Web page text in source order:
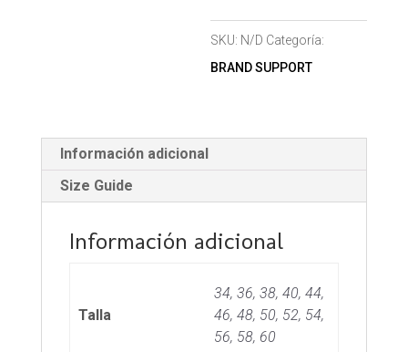
SKU: N/D Categoría:
BRAND SUPPORT
Información adicional
Size Guide
Información adicional
Talla
34, 36, 38, 40, 44,
46, 48, 50, 52, 54,
56, 58, 60